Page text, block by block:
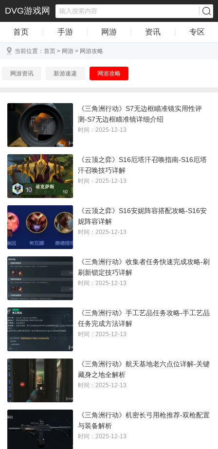
DVG游戏网
首页 手游 网游 资讯 专区
当前位置： 首页 > 网游 > 网游攻略
网游资讯 新游速递 网游攻略
《三角洲行动》S7无边框瞄准镜实用性评
测-S7无边框瞄准镜详细介绍
时间：2025-12-13
《云顶之弈》S16厄塔汗召唤指南-S16厄塔
汗召唤技巧详解
时间：2025-12-13
《云顶之弈》S16安妮阵容搭配攻略-S16安
妮阵容详解
时间：2025-12-13
《三角洲行动》收集者任务快速完成攻略-刷
刷新锁定技巧详解
时间：2025-12-13
《三角洲行动》手工艺品任务攻略-手工艺品
任务完成方法详解
时间：2025-12-13
《三角洲行动》航天基地老六点位详解-关键
藏身之地全解析
时间：2025-12-13
《三角洲行动》机密长弓用枪推荐-双枪配置
与装备解析
时间：2025-12-13